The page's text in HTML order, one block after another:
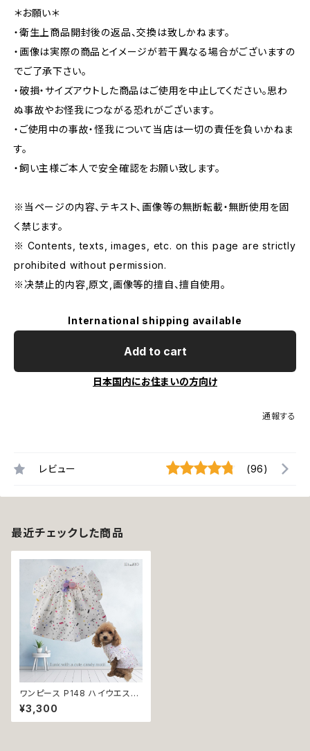
＊お願い＊
・衛生上商品開封後の返品、交換は致しかねます。
・画像は実際の商品とイメージが若干異なる場合がございますの
でご了承下さい。
・破損・サイズアウトした商品はご使用を中止してください。思わ
ぬ事故やお怪我につながる恐れがございます。
・ご使用中の事故・怪我について当店は一切の責任を負いかねま
す。
・飼い主様ご本人で安全確認をお願い致します。
※当ページの内容、テキスト、画像等の無断転載・無断使用を固
く禁じます。
※ Contents, texts, images, etc. on this page are strictly
prohibited without permission.
※决禁止的内容,原文,画像等的擅自、擅自使用。
International shipping available
Add to cart
日本国内にお住まいの方向け
通報する
レビュー (96)
最近チェックした商品
ワンピース P148 ハイウエスト
チュニック カントリー ガール ナ
チュラル シンプル ウェア トップ
ス ドックウェア ドッグウエア 犬
¥3,300